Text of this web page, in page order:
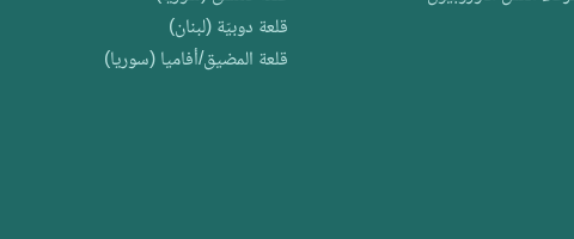
قلعة دوبيّة (لبنان)
قلعة المضيق/أفاميا (سوريا)